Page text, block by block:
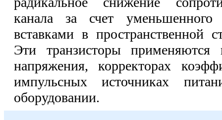
канала за счет уменьшенного
вставками в пространственной
Эти транзисторы применяются
напряжения, корректорах
импульсных источниках
оборудовании.